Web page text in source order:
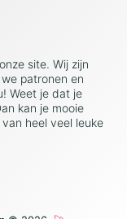
site. Wij zijn
patronen en
Weet je dat je
kan je mooie
heel veel leuke